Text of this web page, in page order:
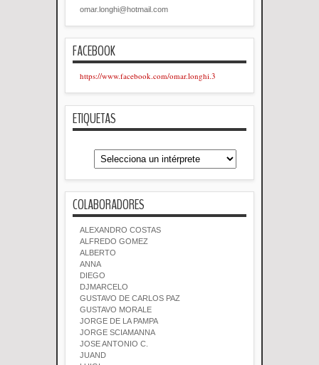
omar.longhi@hotmail.com
FACEBOOK
https://www.facebook.com/omar.longhi.3
ETIQUETAS
COLABORADORES
ALEXANDRO COSTAS
ALFREDO GOMEZ
ALBERTO
ANNA
DIEGO
DJMARCELO
GUSTAVO DE CARLOS PAZ
GUSTAVO MORALE
JORGE DE LA PAMPA
JORGE SCIAMANNA
JOSE ANTONIO C.
JUAND